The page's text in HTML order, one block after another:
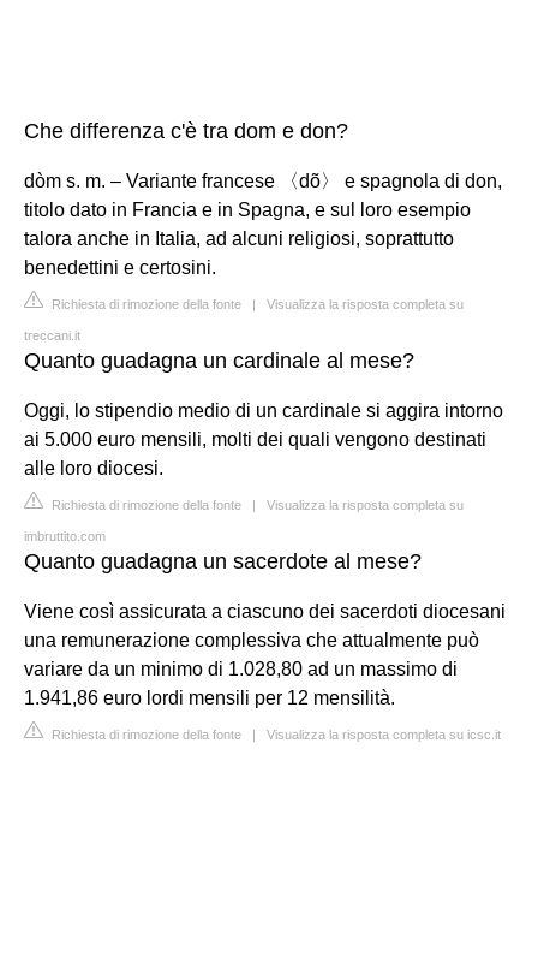
Che differenza c'è tra dom e don?
dòm s. m. – Variante francese 〈dõ〉 e spagnola di don,
titolo dato in Francia e in Spagna, e sul loro esempio
talora anche in Italia, ad alcuni religiosi, soprattutto
benedettini e certosini.
Richiesta di rimozione della fonte | Visualizza la risposta completa su
treccani.it
Quanto guadagna un cardinale al mese?
Oggi, lo stipendio medio di un cardinale si aggira intorno
ai 5.000 euro mensili, molti dei quali vengono destinati
alle loro diocesi.
Richiesta di rimozione della fonte | Visualizza la risposta completa su
imbruttito.com
Quanto guadagna un sacerdote al mese?
Viene così assicurata a ciascuno dei sacerdoti diocesani
una remunerazione complessiva che attualmente può
variare da un minimo di 1.028,80 ad un massimo di
1.941,86 euro lordi mensili per 12 mensilità.
Richiesta di rimozione della fonte | Visualizza la risposta completa su icsc.it